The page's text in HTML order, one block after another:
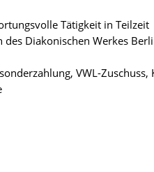
Tätigkeit in Teilzeit
Diakonischen Werkes
VWL-